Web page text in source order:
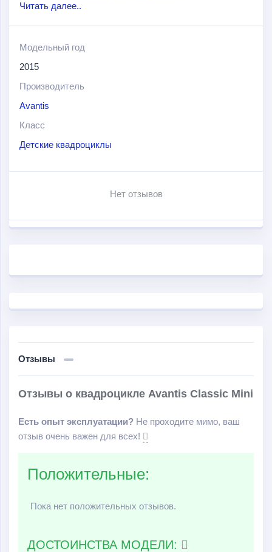
мощностью в 3,5 л.с, который позволяет развивать
максимальную скорость в 19 км/ч. Двигатель оснащен
электростартером и автоматическим центробежным
сцеплением
Среди других особенностей и преимуществ данной
модели можно также выделить следующие: надежные
аварийная чека; передний багажник; задний багажник.
Читать далее..
Модельный год
2015
Производитель
Avantis
Класс
Детские квадроциклы
Нет отзывов
Отзывы
Отзывы о квадроцикле Avantis Classic Mini
Есть опыт эксплуатации? Не проходите мимо, ваш
отзыв очень важен для всех!
Положительные:
Пока нет положительных отзывов.
ДОСТОИНСТВА МОДЕЛИ: